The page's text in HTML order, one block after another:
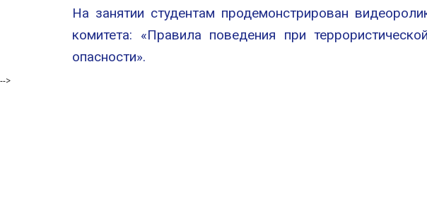
На занятии студентам продемонстрирован
комитета: «Правила поведения при
опасности».
-->